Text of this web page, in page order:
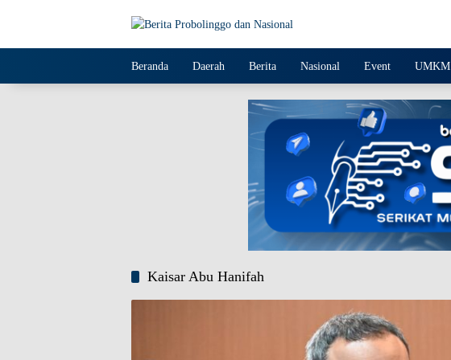
Beranda Daerah Berita Nasional Event UMKM
Kaisar Abu Hanifah